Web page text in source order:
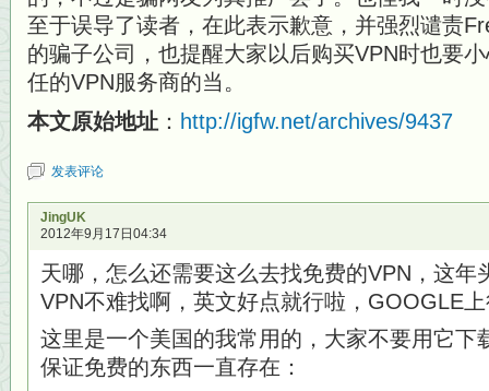
至于误导了读者，在此表示歉意，并强烈谴责
的骗子公司，也提醒大家以后购买VPN时也要
任的VPN服务商的当。
本文原始地址 ： http://igfw.net/archives/9437
发表评论
JingUK
2012年9月17日04:34
天哪，怎么还需要这么去找免费的VPN，这年
VPN不难找啊，英文好点就行啦，GOOGLE
这里是一个美国的我常用的，大家不要用它下
保证免费的东西一直存在：